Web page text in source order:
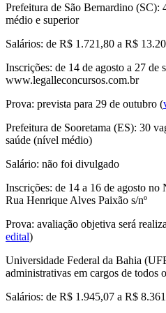
Prefeitura de São Bernardino (SC):
médio e superior
Salários: de R$ 1.721,80 a R$
Inscrições: de 14 de agosto a 27 de
www.legalleconcursos.com.br
Prova: prevista para 29 de outubro (
Prefeitura de Sooretama (ES): 30
saúde (nível médio)
Salário: não foi divulgado
Inscrições: de 14 a 16 de agosto no
Rua Henrique Alves Paixão s/nº
Prova: avaliação objetiva será
edital)
Universidade Federal da Bahia
administrativas em cargos de todos
Salários: de R$ 1.945,07 a R$